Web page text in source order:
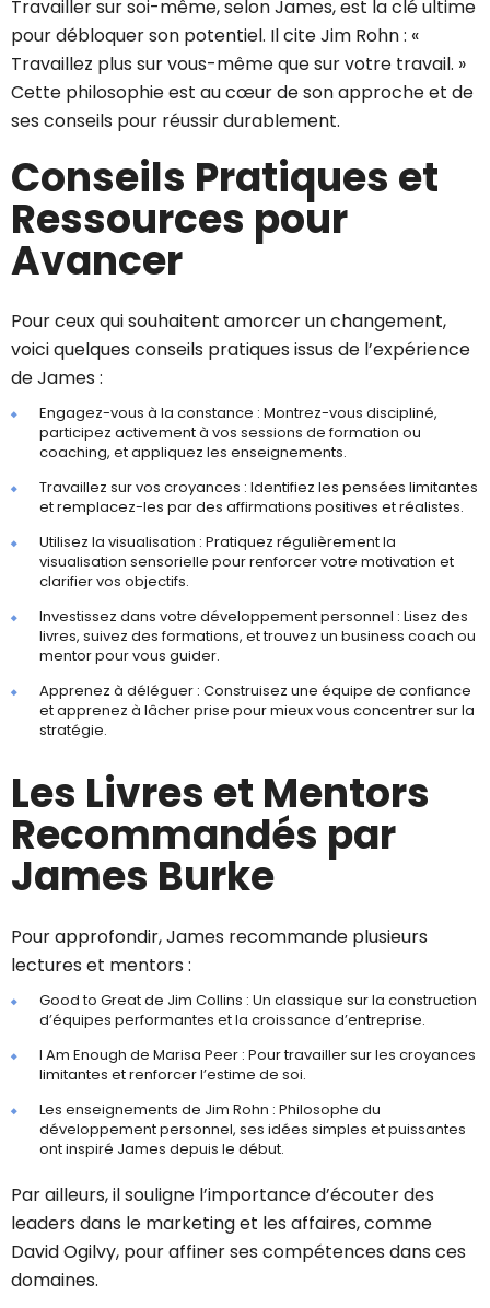
Travailler sur soi-même, selon James, est la clé ultime
pour débloquer son potentiel. Il cite Jim Rohn : «
Travaillez plus sur vous-même que sur votre travail. »
Cette philosophie est au cœur de son approche et de
ses conseils pour réussir durablement.
Conseils Pratiques et
Ressources pour
Avancer
Pour ceux qui souhaitent amorcer un changement,
voici quelques conseils pratiques issus de l’expérience
de James :
Engagez-vous à la constance : Montrez-vous discipliné,
participez activement à vos sessions de formation ou
coaching, et appliquez les enseignements.
Travaillez sur vos croyances : Identifiez les pensées limitantes
et remplacez-les par des affirmations positives et réalistes.
Utilisez la visualisation : Pratiquez régulièrement la
visualisation sensorielle pour renforcer votre motivation et
clarifier vos objectifs.
Investissez dans votre développement personnel : Lisez des
livres, suivez des formations, et trouvez un business coach ou
mentor pour vous guider.
Apprenez à déléguer : Construisez une équipe de confiance
et apprenez à lâcher prise pour mieux vous concentrer sur la
stratégie.
Les Livres et Mentors
Recommandés par
James Burke
Pour approfondir, James recommande plusieurs
lectures et mentors :
Good to Great de Jim Collins : Un classique sur la construction
d’équipes performantes et la croissance d’entreprise.
I Am Enough de Marisa Peer : Pour travailler sur les croyances
limitantes et renforcer l’estime de soi.
Les enseignements de Jim Rohn : Philosophe du
développement personnel, ses idées simples et puissantes
ont inspiré James depuis le début.
Par ailleurs, il souligne l’importance d’écouter des
leaders dans le marketing et les affaires, comme
David Ogilvy, pour affiner ses compétences dans ces
domaines.